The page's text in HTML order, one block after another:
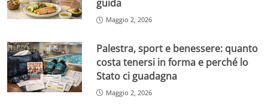
guida
Maggio 2, 2026
Palestra, sport e benessere: quanto
costa tenersi in forma e perché lo
Stato ci guadagna
Maggio 2, 2026